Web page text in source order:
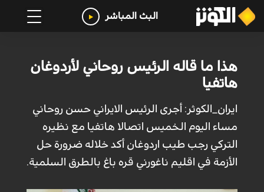
البث المباشر
هذا ما قاله الرئيس روحاني لأردوغان
هاتفيا
ايران_الكوثر: أجرى الرئيس الايراني حسن روحاني
مساء اليوم الخميس اتصالا هاتفيا مع نظيره
التركي رجب طيب اردوغان أكد خلاله ضرورة حل
الأزمة في اقليم ناغورني قره باغ بالطرق السلمية.